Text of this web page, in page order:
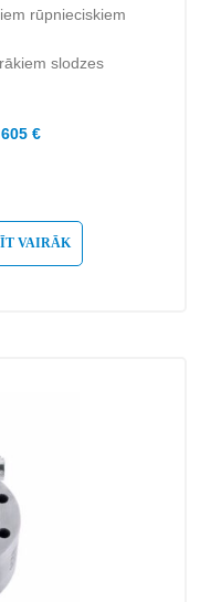
rūpnieciskiem
slodzes
€
VAIRĀK